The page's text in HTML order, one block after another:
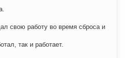
свою работу во время сброса и
так и работает.